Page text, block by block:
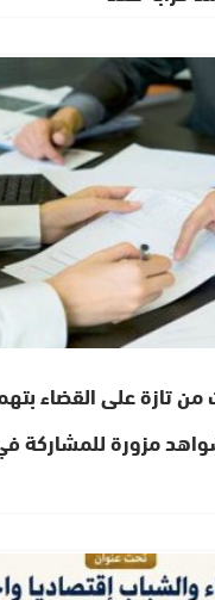
من تازة على القضاء
مزورة للمشاركة